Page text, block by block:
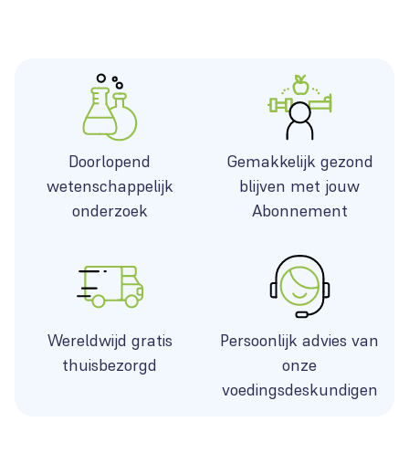
Doorlopend
wetenschappelijk
onderzoek
Gemakkelijk gezond
blijven met jouw
Abonnement
Wereldwijd gratis
thuisbezorgd
Persoonlijk advies van
onze
voedingsdeskundigen